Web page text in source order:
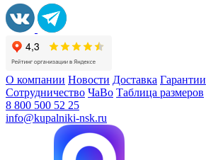
О компании Новости Доставка Гарантии
Сотрудничество ЧаВо Таблица размеров
8 800 500 52 25
info@kupalniki-nsk.ru